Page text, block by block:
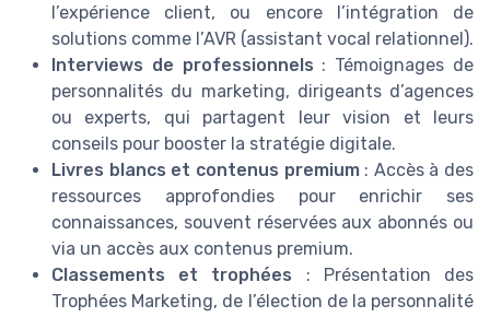
l’expérience client, ou encore l’intégration de
solutions comme l’AVR (assistant vocal relationnel).
Interviews de professionnels : Témoignages de
personnalités du marketing, dirigeants d’agences
ou experts, qui partagent leur vision et leurs
conseils pour booster la stratégie digitale.
Livres blancs et contenus premium: Accès à des
ressources approfondies pour enrichir ses
connaissances, souvent réservées aux abonnés ou
via un accès aux contenus premium.
Classements et trophées : Présentation des
Trophées Marketing, de l’élection de la personnalité